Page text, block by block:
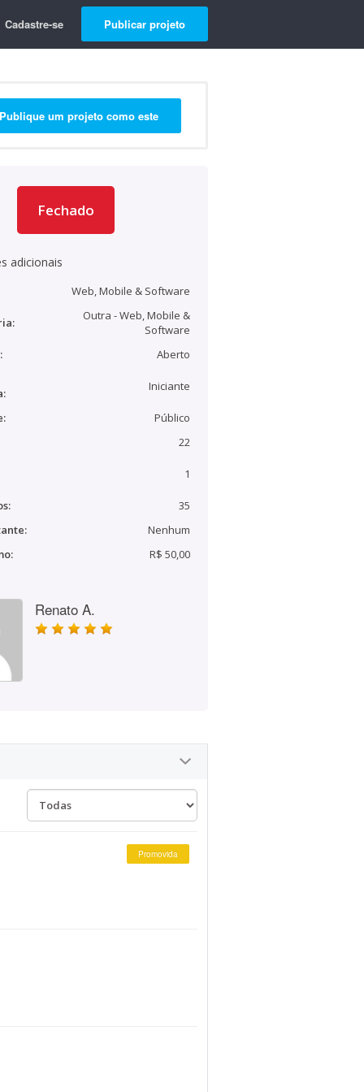
Cadastre-se Publicar projeto
Publique um projeto como este
Fechado
adicionais
Web, Mobile & Software
Outra - Web, Mobile &
Software
Aberto
Iniciante
Público
22
1
35
Nenhum
R$ 50,00
Renato A.
Promovida